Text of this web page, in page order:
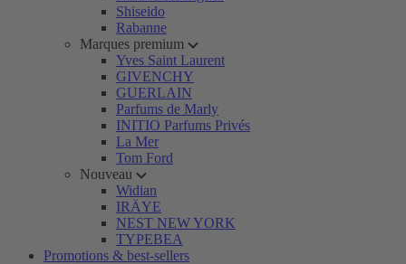
Shiseido
Rabanne
Marques premium
Yves Saint Laurent
GIVENCHY
GUERLAIN
Parfums de Marly
INITIO Parfums Privés
La Mer
Tom Ford
Nouveau
Widian
IRÄYE
NEST NEW YORK
TYPEBEA
Promotions & best-sellers